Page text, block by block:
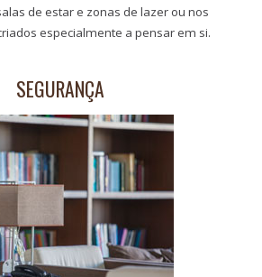
de estar e zonas de lazer ou nos
especialmente a pensar em si.
SEGURANÇA